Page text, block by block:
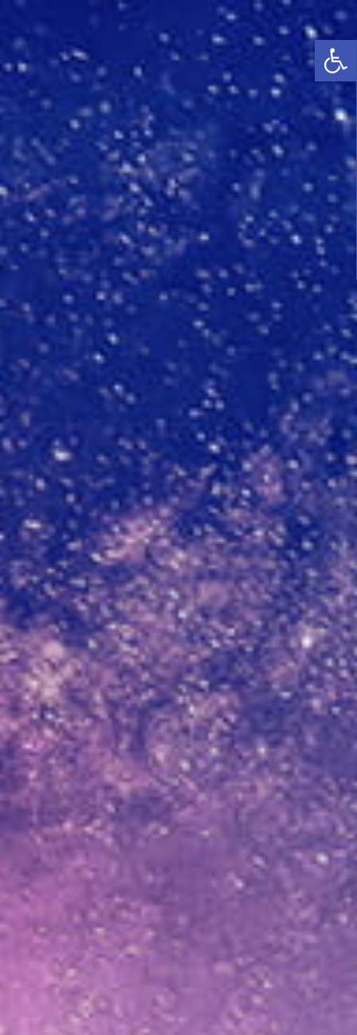
פתח סרגל נגישות